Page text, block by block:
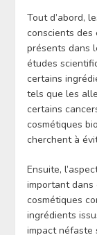
Tout d’abord,
conscients des
présents dans
études
certains
tels que les
certains
cosmétiques
cherchent à
Ensuite,
important dans
cosmétiques
ingrédients
impact néfaste